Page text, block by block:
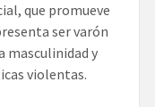
que promueve
ser varón
masculinidad y
violentas.